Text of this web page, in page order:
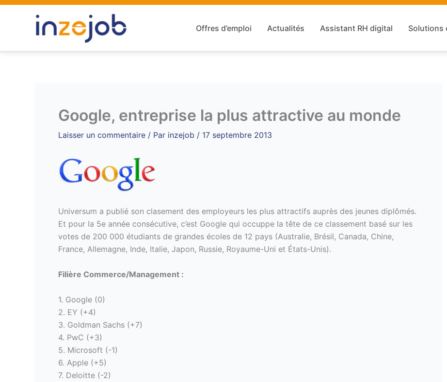
Aller
Offres d’emploi Actualités Assistant RH digital Solutions
Google, entreprise la plus attractive au monde
Laisser un commentaire / Par inzejob / 17 septembre 2013
Universum a publié son clasement des employeurs les plus attractifs auprès des jeunes diplômés.
Et pour la 5e année consécutive, c’est Google qui occuppe la tête de ce classement basé sur les
votes de 200 000 étudiants de grandes écoles de 12 pays (Australie, Brésil, Canada, Chine,
France, Allemagne, Inde, Italie, Japon, Russie, Royaume-Uni et États-Unis).
Filière Commerce/Management :
1. Google (0)
2. EY (+4)
3. Goldman Sachs (+7)
4. PwC (+3)
5. Microsoft (-1)
6. Apple (+5)
7. Deloitte (-2)